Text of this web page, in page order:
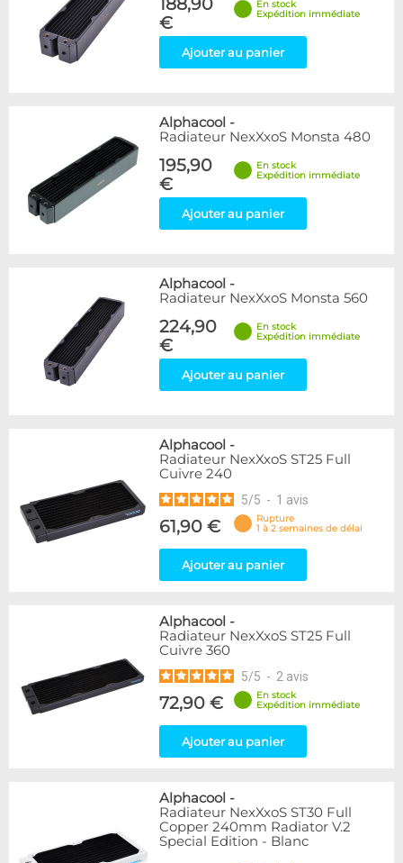
€
En stock
Expédition immédiate
Ajouter au panier
Alphacool -
Radiateur NexXxoS Monsta 480
195,90
€
En stock
Expédition immédiate
Ajouter au panier
Alphacool -
Radiateur NexXxoS Monsta 560
224,90
€
En stock
Expédition immédiate
Ajouter au panier
Alphacool -
Radiateur NexXxoS ST25 Full
Cuivre 240
5/5 - 1 avis
61,90 €
Rupture
1 à 2 semaines de délai
Ajouter au panier
Alphacool -
Radiateur NexXxoS ST25 Full
Cuivre 360
5/5 - 2 avis
72,90 €
En stock
Expédition immédiate
Ajouter au panier
Alphacool -
Radiateur NexXxoS ST30 Full
Copper 240mm Radiator V.2
Special Edition - Blanc